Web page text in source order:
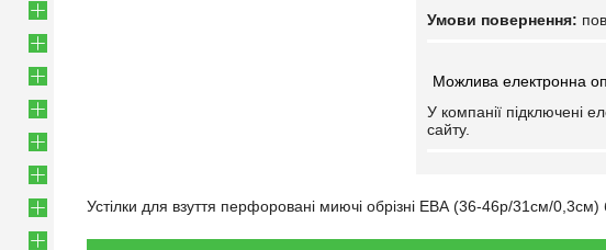
У компанії підключені
сайту.
Устілки для взуття перфоровані миючі обрізні ЕВА (36-46р/31см/0,3см)